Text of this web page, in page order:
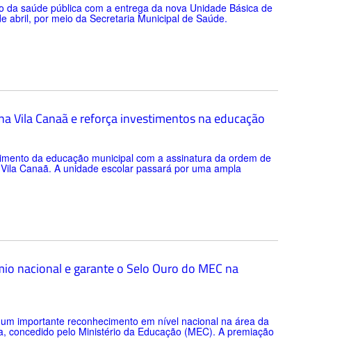
saúde pública com a entrega da nova Unidade Básica de
abril, por meio da Secretaria Municipal de Saúde.
Vila Canaã e reforça investimentos na educação
da educação municipal com a assinatura da ordem de
Canaã. A unidade escolar passará por uma ampla
nacional e garante o Selo Ouro do MEC na
importante reconhecimento em nível nacional na área da
concedido pelo Ministério da Educação (MEC). A premiação